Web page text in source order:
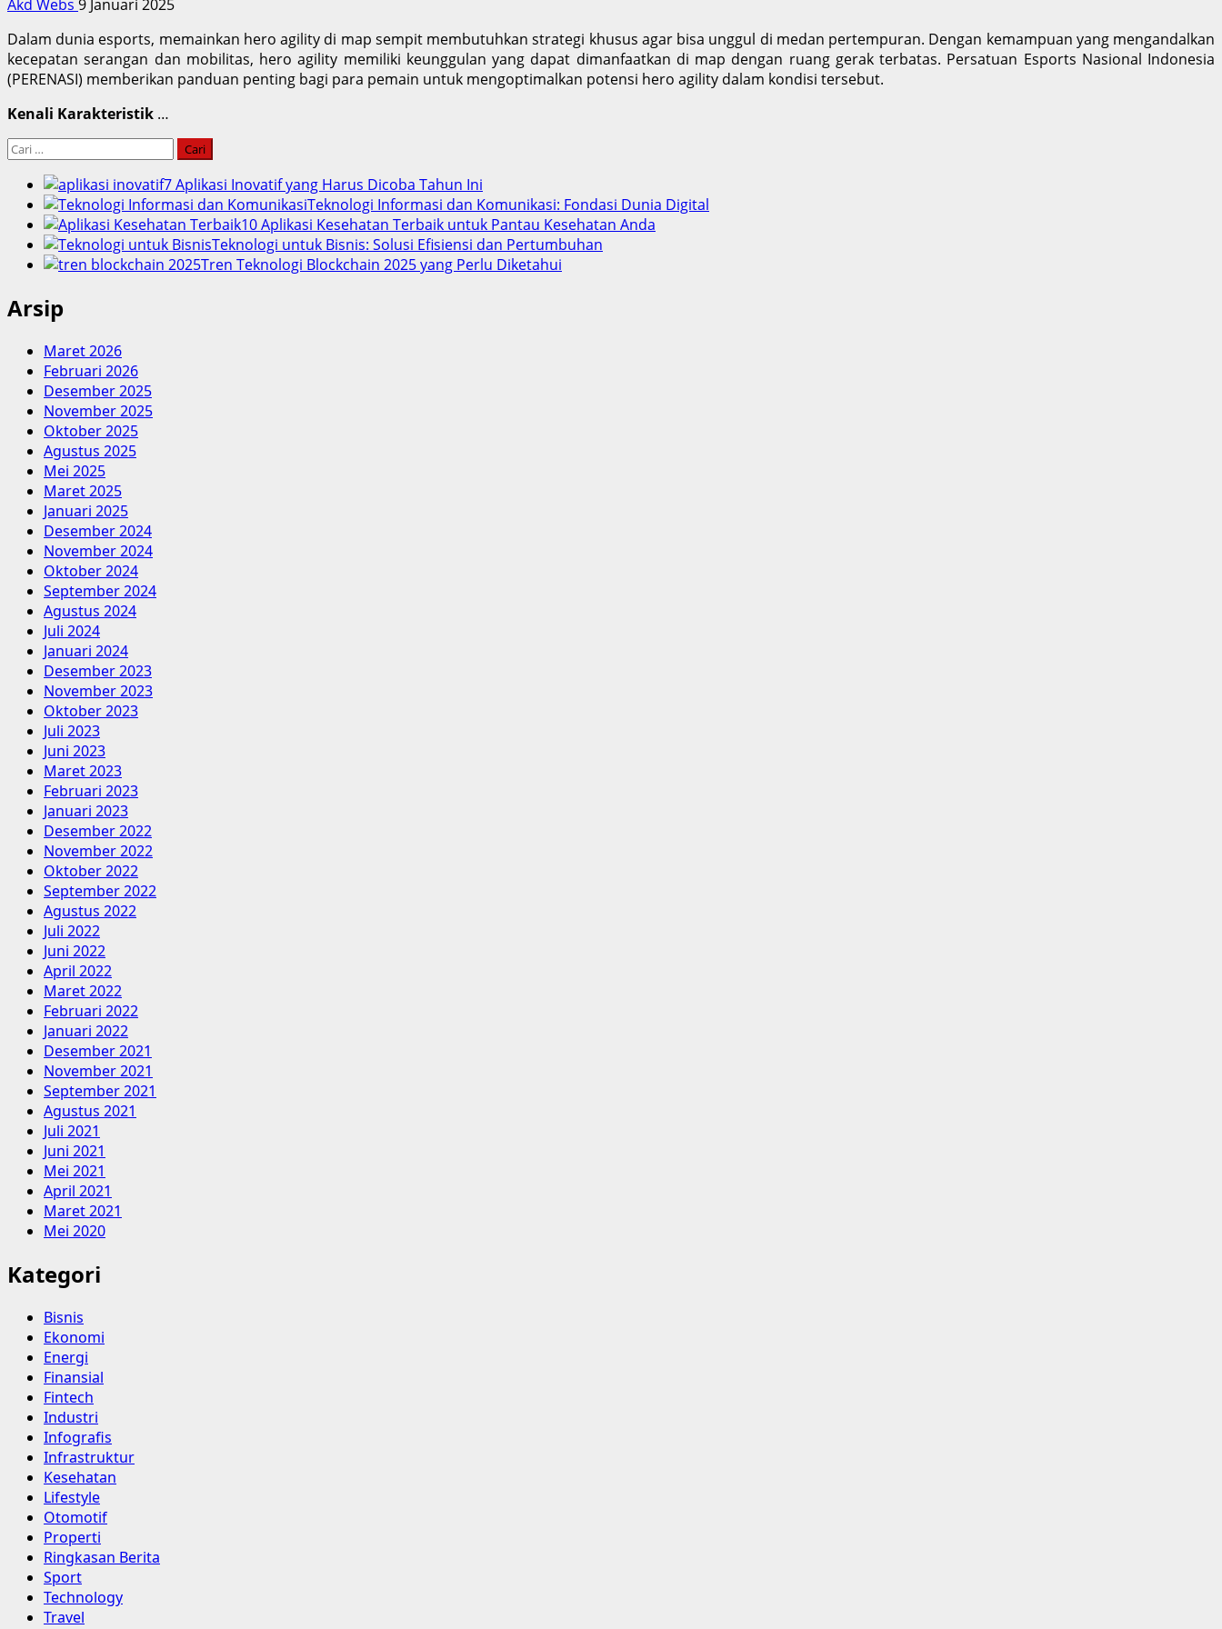
Akd Webs 9 Januari 2025
Dalam dunia esports, memainkan hero agility di map sempit membutuhkan strategi khusus agar bisa unggul di medan pertempuran. Dengan kemampuan yang mengandalkan
kecepatan serangan dan mobilitas, hero agility memiliki keunggulan yang dapat dimanfaatkan di map dengan ruang gerak terbatas. Persatuan Esports Nasional Indonesia
(PERENASI) memberikan panduan penting bagi para pemain untuk mengoptimalkan potensi hero agility dalam kondisi tersebut.
Kenali Karakteristik …
Cari
7 Aplikasi Inovatif yang Harus Dicoba Tahun Ini
Teknologi Informasi dan Komunikasi: Fondasi Dunia Digital
10 Aplikasi Kesehatan Terbaik untuk Pantau Kesehatan Anda
Teknologi untuk Bisnis: Solusi Efisiensi dan Pertumbuhan
Tren Teknologi Blockchain 2025 yang Perlu Diketahui
Arsip
Maret 2026
Februari 2026
Desember 2025
November 2025
Oktober 2025
Agustus 2025
Mei 2025
Maret 2025
Januari 2025
Desember 2024
November 2024
Oktober 2024
September 2024
Agustus 2024
Juli 2024
Januari 2024
Desember 2023
November 2023
Oktober 2023
Juli 2023
Juni 2023
Maret 2023
Februari 2023
Januari 2023
Desember 2022
November 2022
Oktober 2022
September 2022
Agustus 2022
Juli 2022
Juni 2022
April 2022
Maret 2022
Februari 2022
Januari 2022
Desember 2021
November 2021
September 2021
Agustus 2021
Juli 2021
Juni 2021
Mei 2021
April 2021
Maret 2021
Mei 2020
Kategori
Bisnis
Ekonomi
Energi
Finansial
Fintech
Industri
Infografis
Infrastruktur
Kesehatan
Lifestyle
Otomotif
Properti
Ringkasan Berita
Sport
Technology
Travel